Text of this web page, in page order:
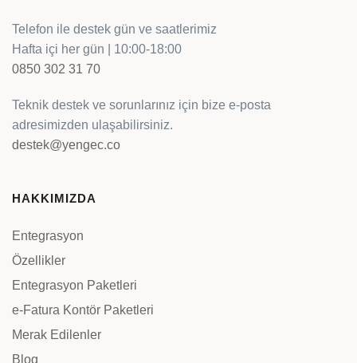
Telefon ile destek gün ve saatlerimiz
Hafta içi her gün | 10:00-18:00
0850 302 31 70
Teknik destek ve sorunlarınız için bize e-posta
adresimizden ulaşabilirsiniz.
destek@yengec.co
HAKKIMIZDA
Entegrasyon
Özellikler
Entegrasyon Paketleri
e-Fatura Kontör Paketleri
Merak Edilenler
Blog